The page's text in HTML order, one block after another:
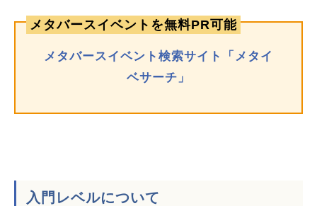
メタバースイベントを無料PR可能
メタバースイベント検索サイト「メタイ
ベサーチ」
入門レベルについて